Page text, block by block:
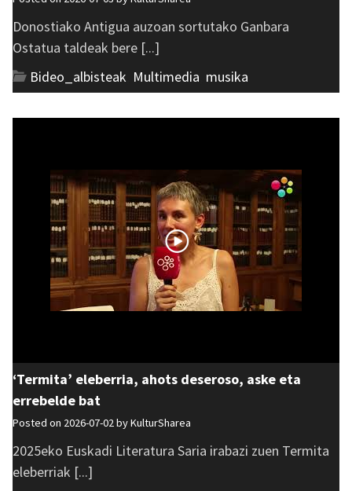
Donostiako Antigua auzoan sortutako Ganbara
Ostatua taldeak bere [...]
Bideo_albisteak Multimedia musika
‘Termita’ eleberria, ahots deseroso, aske eta
errebelde bat
Posted on 2026-07-02 byKulturSharea
2025eko Euskadi Literatura Saria irabazi zuen Termita
eleberriak [...]